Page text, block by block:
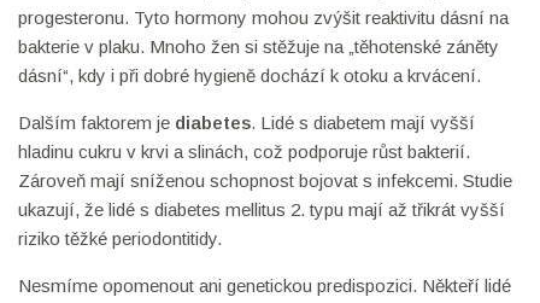
progesteronu. Tyto hormony mohou zvýšit reaktivitu dásní na
bakterie v plaku. Mnoho žen si stěžuje na „těhotenské záněty
dásní“, kdy i při dobré hygieně dochází k otoku a krvácení.
Dalším faktorem je diabetes. Lidé s diabetem mají vyšší
hladinu cukru v krvi a slinách, což podporuje růst bakterií.
Zároveň mají sníženou schopnost bojovat s infekcemi. Studie
ukazují, že lidé s diabetes mellitus 2. typu mají až třikrát vyšší
riziko těžké periodontitidy.
Nesmíme opomenout ani genetickou predispozici. Někteří lidé